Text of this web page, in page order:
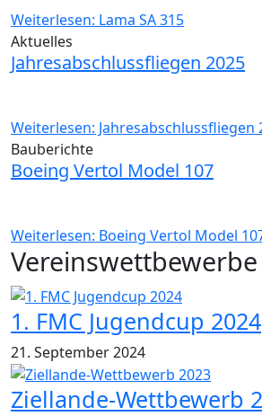
Weiterlesen: Lama SA 315
Aktuelles
Jahresabschlussfliegen 2025
Weiterlesen: Jahresabschlussfliegen
Bauberichte
Boeing Vertol Model 107
Weiterlesen: Boeing Vertol Model
Vereinswettbewerbe
1. FMC Jugendcup 2024
21. September 2024
Ziellande-Wettbewerb